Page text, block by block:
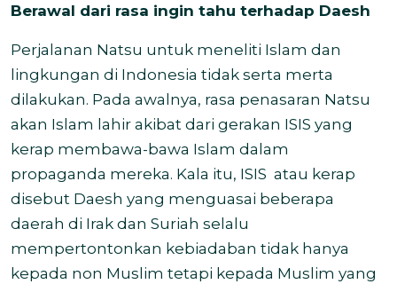
Berawal dari rasa ingin tahu terhadap Daesh
Perjalanan Natsu untuk meneliti Islam dan
lingkungan di Indonesia tidak serta merta
dilakukan. Pada awalnya, rasa penasaran Natsu
akan Islam lahir akibat dari gerakan ISIS yang
kerap membawa-bawa Islam dalam
propaganda mereka. Kala itu, ISIS atau kerap
disebut Daesh yang menguasai beberapa
daerah di Irak dan Suriah selalu
mempertontonkan kebiadaban tidak hanya
kepada non Muslim tetapi kepada Muslim yang